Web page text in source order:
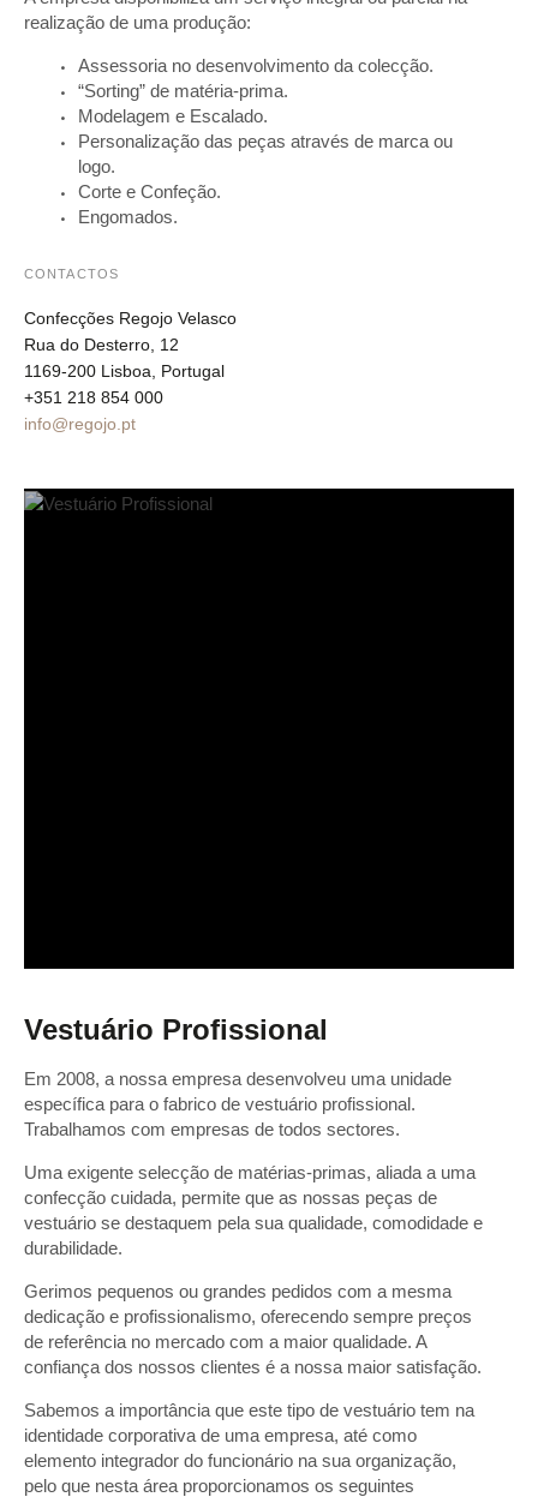
CONTACTOS
Confecções Regojo Velasco
Rua do Desterro, 12
1169-200 Lisboa, Portugal
+351 218 854 000
info@regojo.pt
realização de uma produção:
Assessoria no desenvolvimento da colecção.
“Sorting” de matéria-prima.
Modelagem e Escalado.
Personalização das peças através de marca ou
logo.
Corte e Confeção.
Engomados.
Vestuário Profissional
Em 2008, a nossa empresa desenvolveu uma unidade
específica para o fabrico de vestuário profissional.
Trabalhamos com empresas de todos sectores.
Uma exigente selecção de matérias-primas, aliada a uma
confecção cuidada, permite que as nossas peças de
vestuário se destaquem pela sua qualidade, comodidade e
durabilidade.
Gerimos pequenos ou grandes pedidos com a mesma
dedicação e profissionalismo, oferecendo sempre preços
de referência no mercado com a maior qualidade. A
confiança dos nossos clientes é a nossa maior satisfação.
Sabemos a importância que este tipo de vestuário tem na
identidade corporativa de uma empresa, até como
elemento integrador do funcionário na sua organização,
pelo que nesta área proporcionamos os seguintes